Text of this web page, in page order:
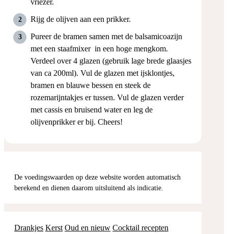
Rijg de olijven aan een prikker.
Pureer de bramen samen met de balsamicoazijn
met een staafmixer in een hoge mengkom.
Verdeel over 4 glazen (gebruik lage brede glaasjes
van ca 200ml). Vul de glazen met ijsklontjes,
bramen en blauwe bessen en steek de
rozemarijntakjes er tussen. Vul de glazen verder
met cassis en bruisend water en leg de
olijvenprikker er bij. Cheers!
De voedingswaarden op deze website worden automatisch
berekend en dienen daarom uitsluitend als indicatie.
Drankjes Kerst Oud en nieuw Cocktail recepten